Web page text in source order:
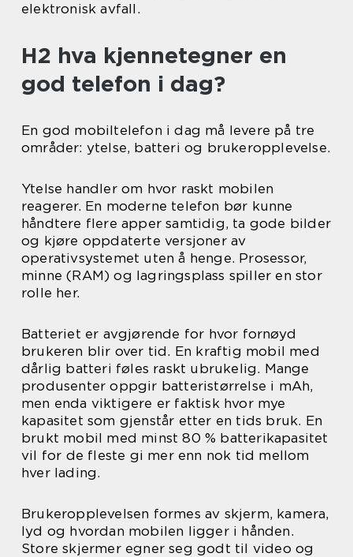
elektronisk avfall.
H2 hva kjennetegner en
god telefon i dag?
En god mobiltelefon i dag må levere på tre
områder: ytelse, batteri og brukeropplevelse.
Ytelse handler om hvor raskt mobilen
reagerer. En moderne telefon bør kunne
håndtere flere apper samtidig, ta gode bilder
og kjøre oppdaterte versjoner av
operativsystemet uten å henge. Prosessor,
minne (RAM) og lagringsplass spiller en stor
rolle her.
Batteriet er avgjørende for hvor fornøyd
brukeren blir over tid. En kraftig mobil med
dårlig batteri føles raskt ubrukelig. Mange
produsenter oppgir batteristørrelse i mAh,
men enda viktigere er faktisk hvor mye
kapasitet som gjenstår etter en tids bruk. En
brukt mobil med minst 80 % batterikapasitet
vil for de fleste gi mer enn nok tid mellom
hver lading.
Brukeropplevelsen formes av skjerm, kamera,
lyd og hvordan mobilen ligger i hånden.
Store skjermer egner seg godt til video og